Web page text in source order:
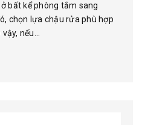
bất kể phòng tắm sang
chọn lựa chậu rửa phù hợp
nếu...